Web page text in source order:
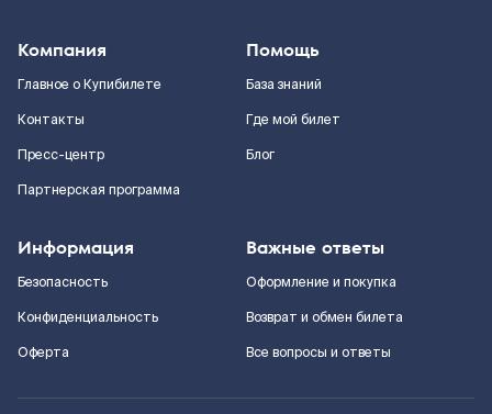
Компания
Главное о Купибилете
Контакты
Пресс-центр
Партнерская программа
Помощь
База знаний
Где мой билет
Блог
Информация
Безопасность
Конфиденциальность
Оферта
Важные ответы
Оформление и покупка
Возврат и обмен билета
Все вопросы и ответы